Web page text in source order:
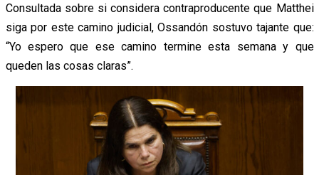
Consultada sobre si considera contraproducente que Matthei
siga por este camino judicial, Ossandón sostuvo tajante que:
“Yo espero que ese camino termine esta semana y que
queden las cosas claras”.